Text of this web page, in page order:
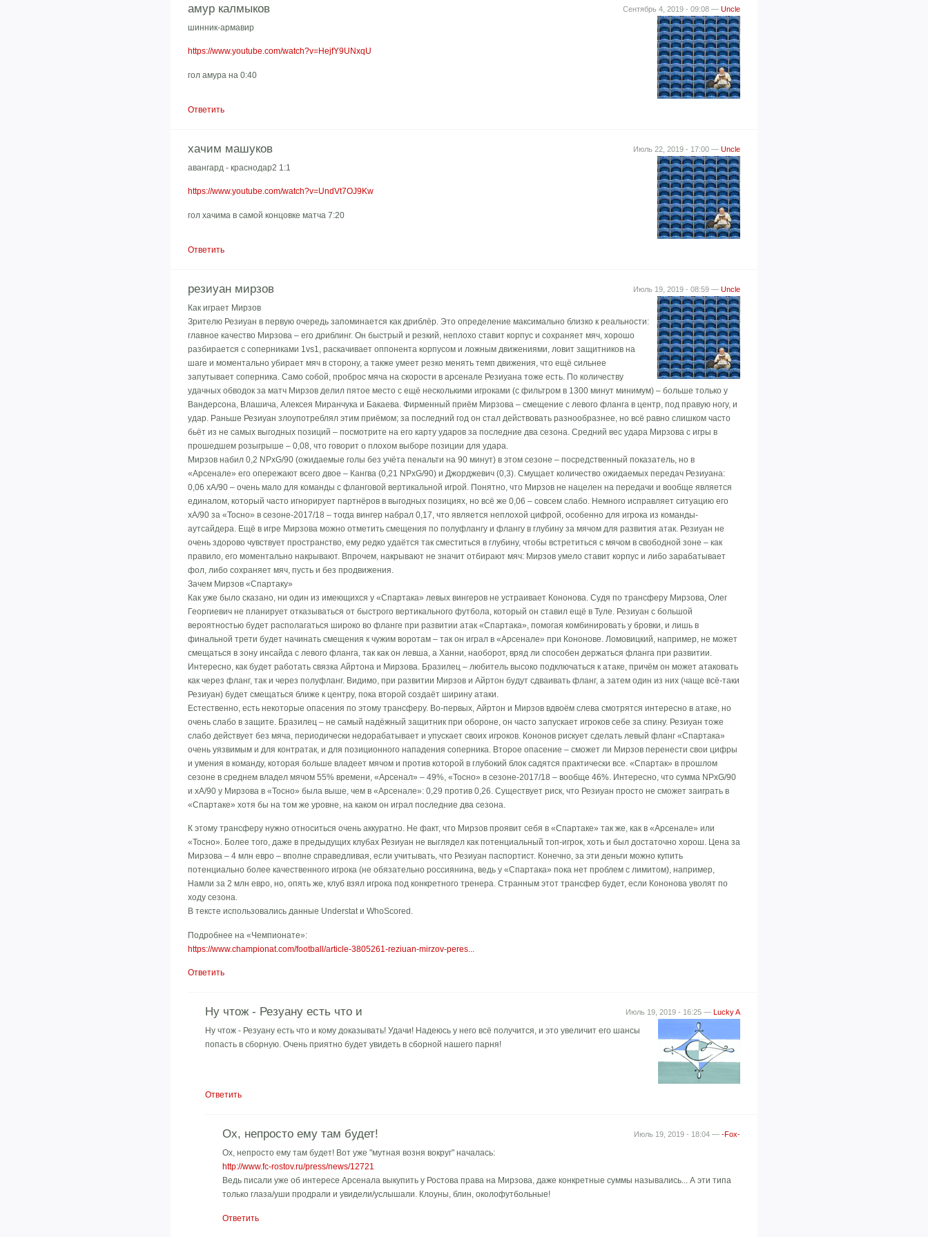
Сентябрь 4, 2019 - 09:08 — Uncle
амур калмыков
шинник-армавир
https://www.youtube.com/watch?v=HejfY9UNxqU
гол амура на 0:40
Ответить
Июль 22, 2019 - 17:00 — Uncle
хачим машуков
авангард - краснодар2 1:1
https://www.youtube.com/watch?v=UndVt7OJ9Kw
гол хачима в самой концовке матча 7:20
Ответить
Июль 19, 2019 - 08:59 — Uncle
резиуан мирзов
Как играет Мирзов
Зрителю Резиуан в первую очередь запоминается как дриблёр. Это определение максимально близко к реальности:
главное качество Мирзова – его дриблинг. Он быстрый и резкий, неплохо ставит корпус и сохраняет мяч, хорошо
разбирается с соперниками 1vs1, раскачивает оппонента корпусом и ложным движениями, ловит защитников на
шаге и моментально убирает мяч в сторону, а также умеет резко менять темп движения, что ещё сильнее
запутывает соперника. Само собой, проброс мяча на скорости в арсенале Резиуана тоже есть. По количеству
удачных обводок за матч Мирзов делил пятое место с ещё несколькими игроками (с фильтром в 1300 минут минимум) – больше только у
Вандерсона, Влашича, Алексея Миранчука и Бакаева. Фирменный приём Мирзова – смещение с левого фланга в центр, под правую ногу, и
удар. Раньше Резиуан злоупотреблял этим приёмом; за последний год он стал действовать разнообразнее, но всё равно слишком часто
бьёт из не самых выгодных позиций – посмотрите на его карту ударов за последние два сезона. Средний вес удара Мирзова с игры в
прошедшем розыгрыше – 0,08, что говорит о плохом выборе позиции для удара.
Мирзов набил 0,2 NPxG/90 (ожидаемые голы без учёта пенальти на 90 минут) в этом сезоне – посредственный показатель, но в
«Арсенале» его опережают всего двое – Кангва (0,21 NPxG/90) и Джорджевич (0,3). Смущает количество ожидаемых передач Резиуана:
0,06 xA/90 – очень мало для команды с фланговой вертикальной игрой. Понятно, что Мирзов не нацелен на передачи и вообще является
единалом, который часто игнорирует партнёров в выгодных позициях, но всё же 0,06 – совсем слабо. Немного исправляет ситуацию его
xA/90 за «Тосно» в сезоне-2017/18 – тогда вингер набрал 0,17, что является неплохой цифрой, особенно для игрока из команды-
аутсайдера. Ещё в игре Мирзова можно отметить смещения по полуфлангу и флангу в глубину за мячом для развития атак. Резиуан не
очень здорово чувствует пространство, ему редко удаётся так сместиться в глубину, чтобы встретиться с мячом в свободной зоне – как
правило, его моментально накрывают. Впрочем, накрывают не значит отбирают мяч: Мирзов умело ставит корпус и либо зарабатывает
фол, либо сохраняет мяч, пусть и без продвижения.
Зачем Мирзов «Спартаку»
Как уже было сказано, ни один из имеющихся у «Спартака» левых вингеров не устраивает Кононова. Судя по трансферу Мирзова, Олег
Георгиевич не планирует отказываться от быстрого вертикального футбола, который он ставил ещё в Туле. Резиуан с большой
вероятностью будет располагаться широко во фланге при развитии атак «Спартака», помогая комбинировать у бровки, и лишь в
финальной трети будет начинать смещения к чужим воротам – так он играл в «Арсенале» при Кононове. Ломовицкий, например, не может
смещаться в зону инсайда с левого фланга, так как он левша, а Ханни, наоборот, вряд ли способен держаться фланга при развитии.
Интересно, как будет работать связка Айртона и Мирзова. Бразилец – любитель высоко подключаться к атаке, причём он может атаковать
как через фланг, так и через полуфланг. Видимо, при развитии Мирзов и Айртон будут сдваивать фланг, а затем один из них (чаще всё-таки
Резиуан) будет смещаться ближе к центру, пока второй создаёт ширину атаки.
Естественно, есть некоторые опасения по этому трансферу. Во-первых, Айртон и Мирзов вдвоём слева смотрятся интересно в атаке, но
очень слабо в защите. Бразилец – не самый надёжный защитник при обороне, он часто запускает игроков себе за спину. Резиуан тоже
слабо действует без мяча, периодически недорабатывает и упускает своих игроков. Кононов рискует сделать левый фланг «Спартака»
очень уязвимым и для контратак, и для позиционного нападения соперника. Второе опасение – сможет ли Мирзов перенести свои цифры
и умения в команду, которая больше владеет мячом и против которой в глубокий блок садятся практически все. «Спартак» в прошлом
сезоне в среднем владел мячом 55% времени, «Арсенал» – 49%, «Тосно» в сезоне-2017/18 – вообще 46%. Интересно, что сумма NPxG/90
и xA/90 у Мирзова в «Тосно» была выше, чем в «Арсенале»: 0,29 против 0,26. Существует риск, что Резиуан просто не сможет заиграть в
«Спартаке» хотя бы на том же уровне, на каком он играл последние два сезона.
К этому трансферу нужно относиться очень аккуратно. Не факт, что Мирзов проявит себя в «Спартаке» так же, как в «Арсенале» или
«Тосно». Более того, даже в предыдущих клубах Резиуан не выглядел как потенциальный топ-игрок, хоть и был достаточно хорош. Цена за
Мирзова – 4 млн евро – вполне справедливая, если учитывать, что Резиуан паспортист. Конечно, за эти деньги можно купить
потенциально более качественного игрока (не обязательно россиянина, ведь у «Спартака» пока нет проблем с лимитом), например,
Намли за 2 млн евро, но, опять же, клуб взял игрока под конкретного тренера. Странным этот трансфер будет, если Кононова уволят по
ходу сезона.
В тексте использовались данные Understat и WhoScored.
Подробнее на «Чемпионате»:
https://www.championat.com/football/article-3805261-reziuan-mirzov-peres...
Ответить
Июль 19, 2019 - 16:25 — Lucky A
Ну чтож - Резуану есть что и
Ну чтож - Резуану есть что и кому доказывать! Удачи! Надеюсь у него всё получится, и это увеличит его шансы
попасть в сборную. Очень приятно будет увидеть в сборной нашего парня!
Ответить
Июль 19, 2019 - 18:04 — -Fox-
Ох, непросто ему там будет!
Ох, непросто ему там будет! Вот уже "мутная возня вокруг" началась:
http://www.fc-rostov.ru/press/news/12721
Ведь писали уже об интересе Арсенала выкупить у Ростова права на Мирзова, даже конкретные суммы назывались... А эти типа
только глаза/уши продрали и увидели/услышали. Клоуны, блин, околофутбольные!
Ответить